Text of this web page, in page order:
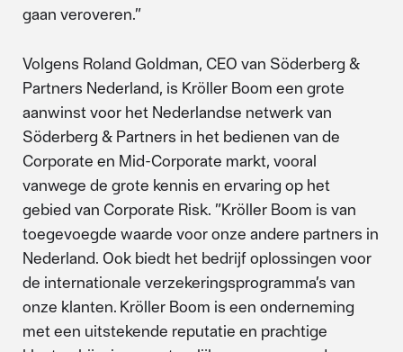
gaan veroveren.”
Volgens Roland Goldman, CEO van Söderberg &
Partners Nederland, is Kröller Boom een grote
aanwinst voor het Nederlandse netwerk van
Söderberg & Partners in het bedienen van de
Corporate en Mid-Corporate markt, vooral
vanwege de grote kennis en ervaring op het
gebied van Corporate Risk. ”Kröller Boom is van
toegevoegde waarde voor onze andere partners in
Nederland. Ook biedt het bedrijf oplossingen voor
de internationale verzekeringsprogramma’s van
onze klanten. Kröller Boom is een onderneming
met een uitstekende reputatie en prachtige